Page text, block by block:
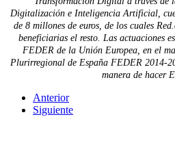
Digitalización e Inteligencia Artificial,
de 8 millones de euros, de los cuales
beneficiarias el resto. Las actuaciones
FEDER de la Unión Europea, en el
Plurirregional de España FEDER 2014-
manera de hacer
Anterior
Siguiente